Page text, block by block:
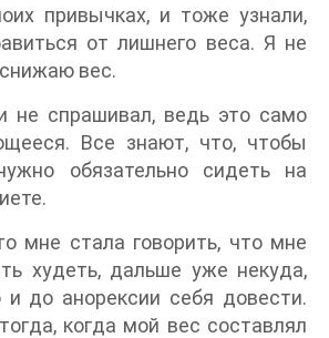
привычках, и тоже узнали,
от лишнего веса. Я не
снижаю вес.
не спрашивал, ведь это само
Все знают, что, чтобы
обязательно сидеть на
мне стала говорить, что мне
худеть, дальше уже некуда,
до анорексии себя довести.
когда мой вес составлял